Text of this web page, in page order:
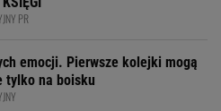
PR
emocji. Pierwsze kolejki mogą
tylko na boisku